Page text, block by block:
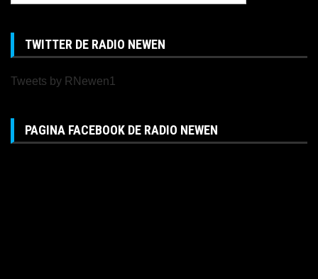
TWITTER DE RADIO NEWEN
Tweets by RNewen1
PAGINA FACEBOOK DE RADIO NEWEN